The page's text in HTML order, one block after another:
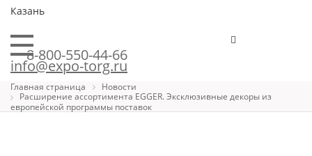
Казань
8-800-550-44-66
info@expo-torg.ru
Главная страница
Новости
Расширение ассортимента EGGER. Эксклюзивные декоры из
европейской программы поставок